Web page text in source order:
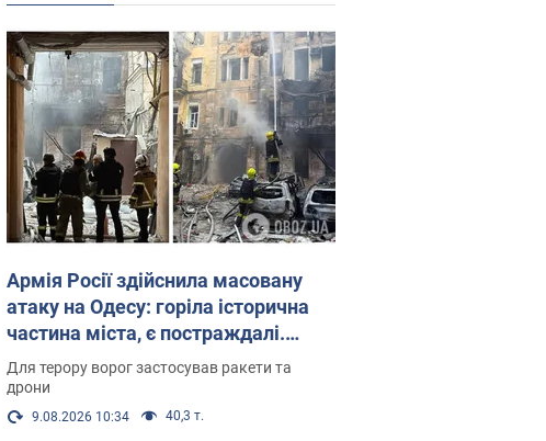
Армія Росії здійснила масовану
атаку на Одесу: горіла історична
частина міста, є постраждалі.
Фото та відео
Для терору ворог застосував ракети та
дрони
9.08.2026 10:34 40,3 т.